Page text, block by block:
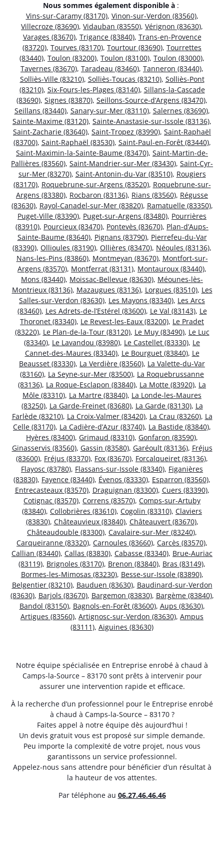
Nous sommes également disponible à :
Vins-sur-Caramy (83170), Vinon-sur-Verdon (83560),
Villecroze (83690), Vidauban (83550), Vérignon (83630),
Varages (83670), Trigance (83840), Trans-en-Provence
(83720), Tourves (83170), Tourtour (83690), Tourrettes
(83440), Toulon (83200), Toulon (83100), Toulon (83000),
Tavernes (83670), Taradeau (83460), Tanneron (83440),
Solliès-Ville (83210), Solliès-Toucas (83210), Solliès-Pont
(83210), Six-Fours-les-Plages (83140), Sillans-la-Cascade
(83690), Signes (83870), Seillons-Source-d’Argens (83470),
Seillans (83440), Sanary-sur-Mer (83110), Salernes (83690),
Sainte-Maxime (83120), Sainte-Anastasie-sur-Issole (83136),
Saint-Zacharie (83640), Saint-Tropez (83990), Saint-Raphaël
(83700), Saint-Raphaël (83530), Saint-Paul-en-Forêt (83440),
Saint-Maximin-la-Sainte-Baume (83470), Saint-Martin-de-
Pallières (83560), Saint-Mandrier-sur-Mer (83430), Saint-Cyr-
sur-Mer (83270), Saint-Antonin-du-Var (83510), Rougiers
(83170), Roquebrune-sur-Argens (83520), Roquebrune-sur-
Argens (83380), Rocbaron (83136), Rians (83560), Régusse
(83630), Rayol-Canadel-sur-Mer (83820), Ramatuelle (83350),
Puget-Ville (83390), Puget-sur-Argens (83480), Pourrières
(83910), Pourcieux (83470), Pontevès (83670), Plan-d’Aups-
Sainte-Baume (83640), Pignans (83790), Pierrefeu-du-Var
(83390), Ollioules (83190), Ollières (83470), Néoules (83136),
Nans-les-Pins (83860), Montmeyan (83670), Montfort-sur-
Argens (83570), Montferrat (83131), Montauroux (83440),
Mons (83440), Moissac-Bellevue (83630), Méounes-lès-
Montrieux (83136), Mazaugues (83136), Lorgues (83510), Les
Salles-sur-Verdon (83630), Les Mayons (83340), Les Arcs
(83460), Les Adrets-de-l’Estérel (83600), Le Val (83143), Le
Thoronet (83340), Le Revest-les-Eaux (83200), Le Pradet
(83220), Le Plan-de-la-Tour (83120), Le Muy (83490), Le Luc
(83340), Le Lavandou (83980), Le Castellet (83330), Le
Cannet-des-Maures (83340), Le Bourguet (83840), Le
Beausset (83330), La Verdière (83560), La Valette-du-Var
(83160), La Seyne-sur-Mer (83500), La Roquebrussanne
(83136), La Roque-Esclapon (83840), La Motte (83920), La
Môle (83310), La Martre (83840), La Londe-les-Maures
(83250), La Garde-Freinet (83680), La Garde (83130), La
Farlède (83210), La Croix-Valmer (83420), La Crau (83260), La
Celle (83170), La Cadière-d’Azur (83740), La Bastide (83840),
Hyères (83400), Grimaud (83310), Gonfaron (83590),
Ginasservis (83560), Gassin (83580), Garéoult (83136), Fréjus
(83600), Fréjus (83370), Fox (83670), Forcalqueiret (83136),
Flayosc (83780), Flassans-sur-Issole (83340), Figanières
(83830), Fayence (83440), Évenos (83330), Esparron (83560),
Entrecasteaux (83570), Draguignan (83300), Cuers (83390),
Cotignac (83570), Correns (83570), Comps-sur-Artuby
(83840), Collobrières (83610), Cogolin (83310), Claviers
(83830), Châteauvieux (83840), Châteauvert (83670),
Châteaudouble (83300), Cavalaire-sur-Mer (83240),
Carqueiranne (83320), Carnoules (83660), Carcès (83570),
Callian (83440), Callas (83830), Cabasse (83340), Brue-Auriac
(83119), Brignoles (83170), Brenon (83840), Bras (83149),
Bormes-les-Mimosas (83230), Besse-sur-Issole (83890),
Belgentier (83210), Bauduen (83630), Baudinard-sur-Verdon
(83630), Barjols (83670), Bargemon (83830), Bargème (83840),
Bandol (83150), Bagnols-en-Forêt (83600), Aups (83630),
Artigues (83560), Artignosc-sur-Verdon (83630), Ampus
(83111), Aiguines (83630)
Notre équipe spécialisée en Entreprise enrobé à chaud à
Camps-la-Source – 83170 sont prêts à intervenir pour
assurer une intervention rapide et efficace.
À la recherche d’un professionnel pour le Entreprise enrobé
à chaud à Camps-la-Source – 83170 ?
Faites appel à notre équipe dès aujourd’hui !
Un devis gratuit vous est proposé sur simple demande.
Peu importe la complexité de votre projet, nous vous
garantissons un service professionnel.
Appelez-nous sans attendre pour bénéficier d’un résultat à
la hauteur de vos attentes.
Par téléphone au 06.27.46.46.46